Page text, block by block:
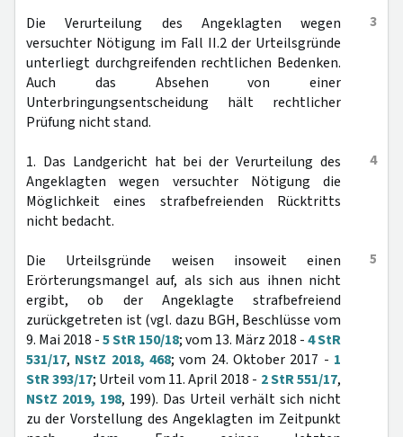
3
Die Verurteilung des Angeklagten wegen
versuchter Nötigung im Fall II.2 der Urteilsgründe
unterliegt durchgreifenden rechtlichen Bedenken.
Auch das Absehen von einer
Unterbringungsentscheidung hält rechtlicher
Prüfung nicht stand.
4
1. Das Landgericht hat bei der Verurteilung des
Angeklagten wegen versuchter Nötigung die
Möglichkeit eines strafbefreienden Rücktritts
nicht bedacht.
5
Die Urteilsgründe weisen insoweit einen
Erörterungsmangel auf, als sich aus ihnen nicht
ergibt, ob der Angeklagte strafbefreiend
zurückgetreten ist (vgl. dazu BGH, Beschlüsse vom
9. Mai 2018 -5 StR 150/18; vom 13. März 2018 -4 StR
531/17, NStZ 2018, 468; vom 24. Oktober 2017 - 1
StR 393/17; Urteil vom 11. April 2018 - 2 StR 551/17,
NStZ 2019, 198, 199). Das Urteil verhält sich nicht
zu der Vorstellung des Angeklagten im Zeitpunkt